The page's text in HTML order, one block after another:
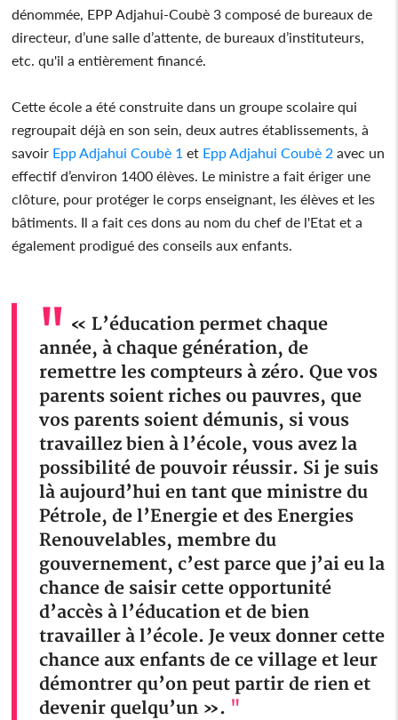
dénommée, EPP Adjahui-Coubè 3 composé de bureaux de
directeur, d’une salle d’attente, de bureaux d’instituteurs,
etc. qu'il a entièrement financé.
Cette école a été construite dans un groupe scolaire qui
regroupait déjà en son sein, deux autres établissements, à
savoir Epp Adjahui Coubè 1 et Epp Adjahui Coubè 2 avec un
effectif d’environ 1400 élèves. Le ministre a fait ériger une
clôture, pour protéger le corps enseignant, les élèves et les
bâtiments. Il a fait ces dons au nom du chef de l'Etat et a
également prodigué des conseils aux enfants.
« L’éducation permet chaque
année, à chaque génération, de
remettre les compteurs à zéro. Que vos
parents soient riches ou pauvres, que
vos parents soient démunis, si vous
travaillez bien à l’école, vous avez la
possibilité de pouvoir réussir. Si je suis
là aujourd’hui en tant que ministre du
Pétrole, de l’Energie et des Energies
Renouvelables, membre du
gouvernement, c’est parce que j’ai eu la
chance de saisir cette opportunité
d’accès à l’éducation et de bien
travailler à l’école. Je veux donner cette
chance aux enfants de ce village et leur
démontrer qu’on peut partir de rien et
devenir quelqu’un ». "